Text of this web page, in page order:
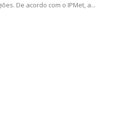
De acordo com o IPMet, a...